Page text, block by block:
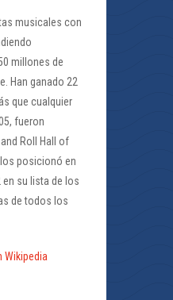
musicales con
millones de
Han ganado 22
que cualquier
fueron
Roll Hall of
posicionó en
su lista de los
de todos los
Wikipedia